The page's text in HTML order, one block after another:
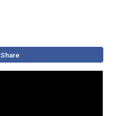
Share